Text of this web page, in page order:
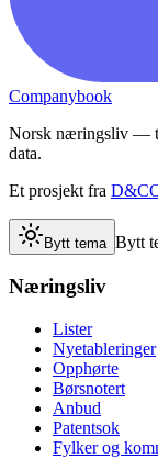
Companybook
Norsk næringsliv —
data.
Et prosjekt fra
Bytt tema Bytt
Næringsliv
Lister
Nyetableringer
Opphørte
Børsnotert
Anbud
Patentsok
Fylker og